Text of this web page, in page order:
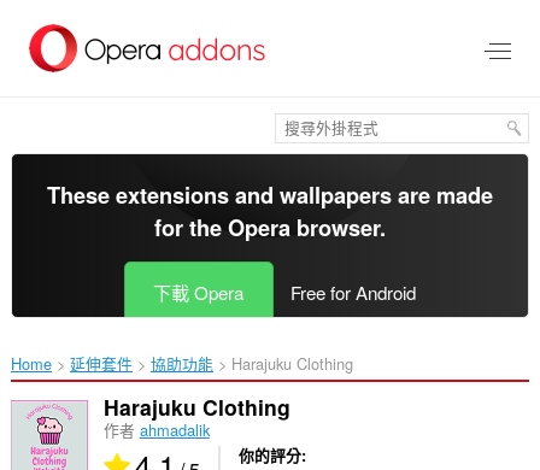
區
These extensions and wallpapers are made
for theOpera browser.
下載 Opera Free for Android
Home 延伸套件 協助功能 Harajuku Clothing‎
Harajuku Clothing
作者 ahmadalik
你的評分